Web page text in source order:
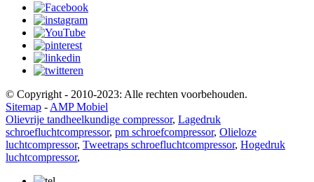
© Copyright - 2010-2023: Alle rechten voorbehouden.
Sitemap - AMP Mobiel
Olievrije tandheelkundige compressor, Lagedruk
schroefluchtcompressor, pm schroefcompressor, Olieloze
luchtcompressor, Tweetraps schroefluchtcompressor, Hogedruk
luchtcompressor,